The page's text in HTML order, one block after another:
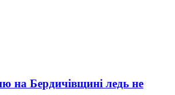
на Бердичівщині ледь не